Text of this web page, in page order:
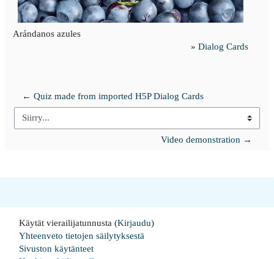
Arándanos azules
» Dialog Cards
← Quiz made from imported H5P Dialog Cards
Siirry...
Video demonstration →
Käytät vierailijatunnusta (Kirjaudu)
Yhteenveto tietojen säilytyksestä
Sivuston käytänteet